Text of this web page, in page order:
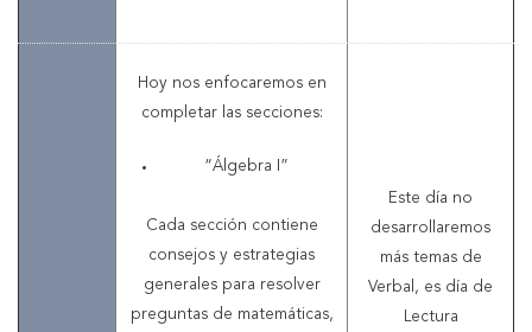
Hoy nos enfocaremos en
completar las secciones:
“Álgebra I”
Cada sección contiene
consejos y estrategias
generales para resolver
preguntas de matemáticas,
Este día no
desarrollaremos
más temas de
Verbal, es día de
Lectura